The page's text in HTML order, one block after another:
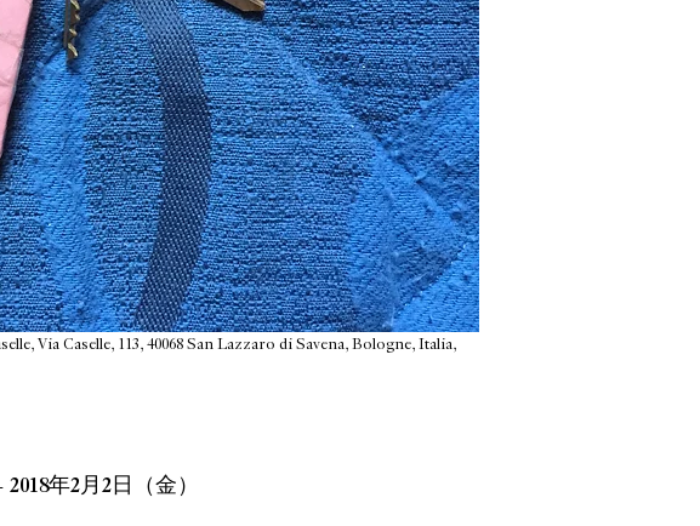
Via Caselle, 113, 40068 San Lazzaro di Savena, Bologne, Italia,
年2月2日（金）